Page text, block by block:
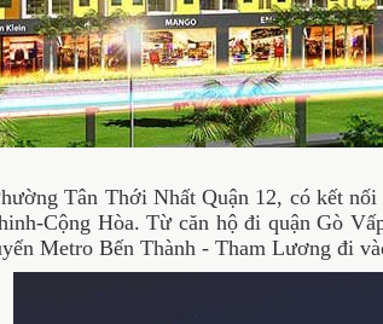
Tân Thới Nhất Quận 12, có kết nối
Cộng Hòa. Từ căn hộ đi quận Gò
Metro Bến Thành - Tham Lương đi